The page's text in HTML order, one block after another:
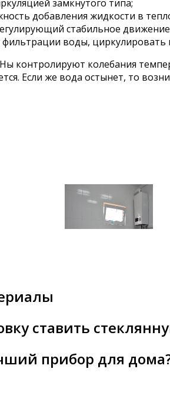
замкнутого типа;
добавления жидкости в
стабильное
фильтрации воды,
контролируют колебания
Если же вода остынет, то
ставить
прибор для